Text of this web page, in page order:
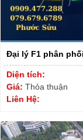
Đại lý F1 phân
Diện tích:
Giá: Thỏa thuận
Liên Hệ: